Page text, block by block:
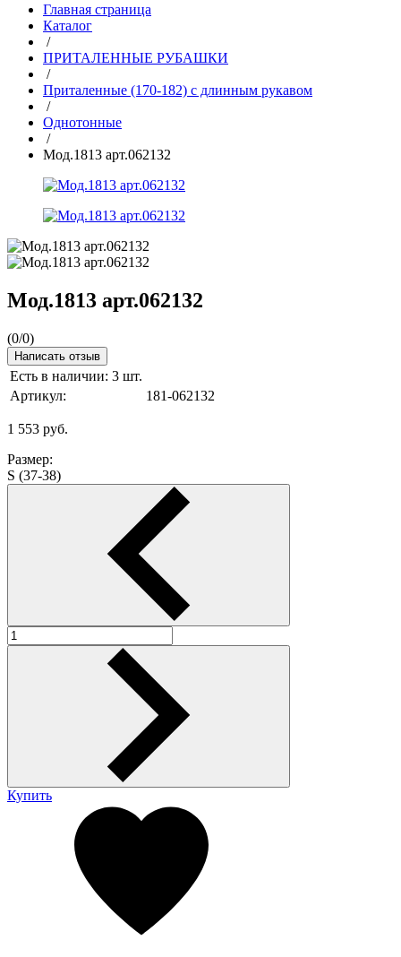
Главная страница
Каталог
/
ПРИТАЛЕННЫЕ РУБАШКИ
/
Приталенные (170-182) с длинным рукавом
/
Однотонные
/
Мод.1813 арт.062132
Мод.1813 арт.062132
(0/0)
Написать отзыв
Есть в наличии: 3 шт.
Артикул:
181-062132
1 553 руб.
Размер:
S (37-38)
Купить